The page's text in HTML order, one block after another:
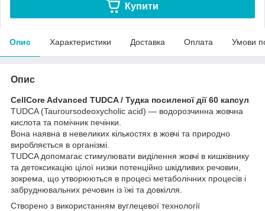
Купити
Опис Характеристики Доставка Оплата Умови
Опис
CellCore Advanced TUDCA / Тудка посиленої дії 60 капсул
TUDCA (Tauroursodeoxycholic acid) — водорозчинна жовчна
кислота та помічник печінки.
Вона наявна в невеликих кількостях в жовчі та природно
виробляється в організмі.
TUDCA допомагає стимулювати виділення жовчі в кишківнику
та детоксикацію цілої низки потенційно шкідливих речовин,
зокрема, що утворюються в процесі метаболічних процесів і
забруднювальних речовин із їжі та довкілля.
Створено з використанням вуглецевої технології